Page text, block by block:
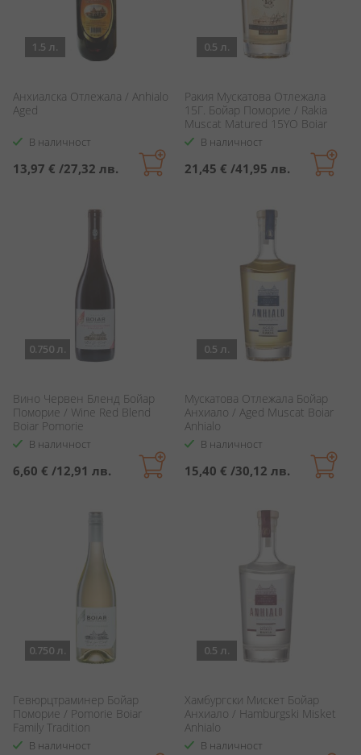
1.5 л.
Анхиалска Отлежала / Anhialo
Aged
В наличност
13,97 € /27,32 лв.
0.5 л.
Ракия Мускатова Отлежала
15Г. Бойар Поморие / Rakia
Muscat Matured 15YO Boiar
Pomorie
В наличност
21,45 € /41,95 лв.
0.750 л.
Вино Червен Бленд Бойар
Поморие / Wine Red Blend
Boiar Pomorie
В наличност
6,60 € /12,91 лв.
0.5 л.
Мускатова Отлежала Бойар
Анхиало / Aged Muscat Boiar
Anhialo
В наличност
15,40 € /30,12 лв.
0.750 л.
Гевюрцтраминер Бойар
Поморие / Pomorie Boiar
Family Tradition
Gewurztraminer
В наличност
0.5 л.
Хамбургски Мискет Бойар
Анхиало / Hamburgski Misket
Anhialo
В наличност